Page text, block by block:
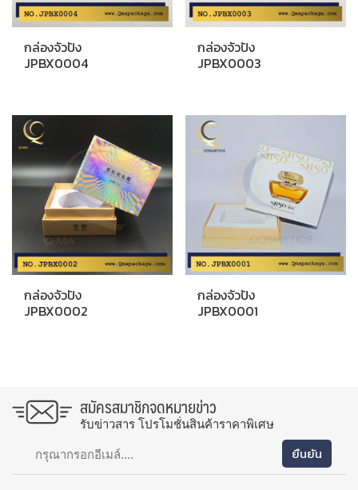
กล่องจัวปัง
JPBX0004
กล่องจัวปัง
JPBX0003
กล่องจัวปัง
JPBX0002
กล่องจัวปัง
JPBX0001
สมัครสมาชิกจดหมายข่าว
รับข่าวสาร โปรโมชั่นสินค้าราคาพิเศษ